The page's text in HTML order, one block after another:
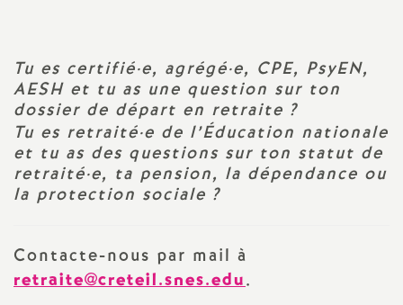
a
t
N
a
Tu es certifié·e, agrégé·e, CPE, PsyEN,
AESH et tu as une question sur ton
dossier de départ en retraite ?
Tu es retraité·e de l’Éducation nationale
et tu as des questions sur ton statut de
retraité·e, ta pension, la dépendance ou
la protection sociale ?
Contacte-nous par mail à
retraite@creteil.snes.edu.